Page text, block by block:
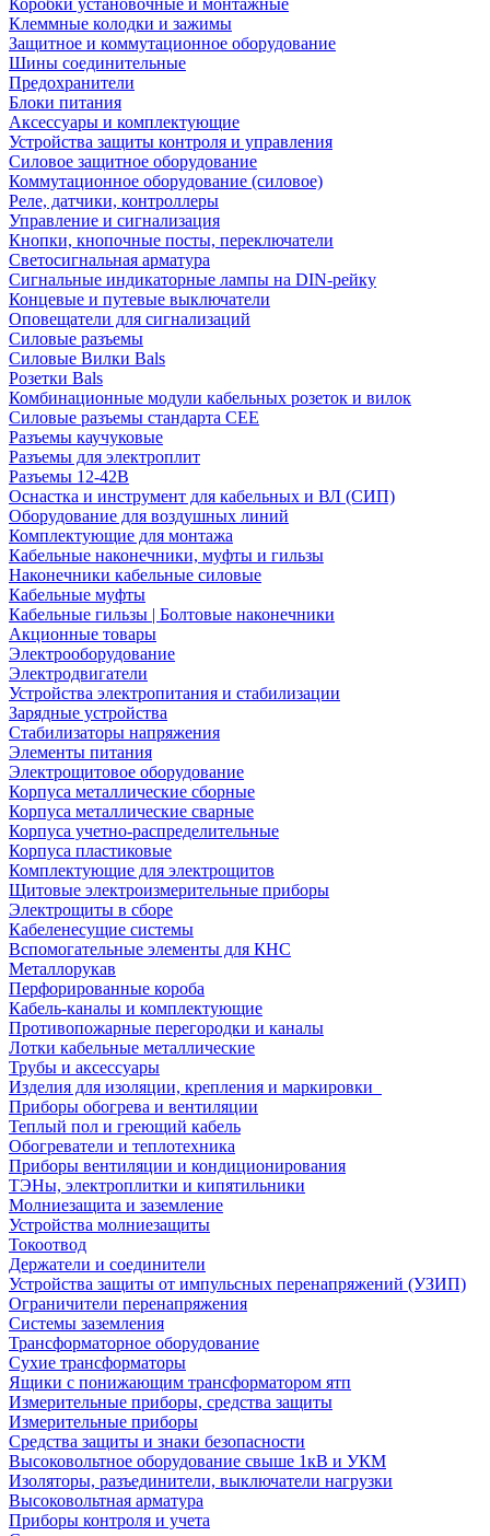
Коробки установочные и монтажные
Клеммные колодки и зажимы
Защитное и коммутационное оборудование
Шины соединительные
Предохранители
Блоки питания
Аксессуары и комплектующие
Устройства защиты контроля и управления
Силовое защитное оборудование
Коммутационное оборудование (силовое)
Реле, датчики, контроллеры
Управление и сигнализация
Кнопки, кнопочные посты, переключатели
Светосигнальная арматура
Сигнальные индикаторные лампы на DIN-рейку
Концевые и путевые выключатели
Оповещатели для сигнализаций
Силовые разъемы
Силовые Вилки Bals
Розетки Bals
Комбинационные модули кабельных розеток и вилок
Силовые разъемы стандарта CEE
Разъемы каучуковые
Разъемы для электроплит
Разъемы 12-42В
Оснастка и инструмент для кабельных и ВЛ (СИП)
Оборудование для воздушных линий
Комплектующие для монтажа
Кабельные наконечники, муфты и гильзы
Наконечники кабельные силовые
Кабельные муфты
Кабельные гильзы | Болтовые наконечники
Акционные товары
Электрооборудование
Электродвигатели
Устройства электропитания и стабилизации
Зарядные устройства
Стабилизаторы напряжения
Элементы питания
Электрощитовое оборудование
Корпуса металлические сборные
Корпуса металлические сварные
Корпуса учетно-распределительные
Корпуса пластиковые
Комплектующие для электрощитов
Щитовые электроизмерительные приборы
Электрощиты в сборе
Кабеленесущие системы
Вспомогательные элементы для КНС
Металлорукав
Перфорированные короба
Кабель-каналы и комплектующие
Противопожарные перегородки и каналы
Лотки кабельные металлические
Трубы и аксессуары
Изделия для изоляции, крепления и маркировки
Приборы обогрева и вентиляции
Теплый пол и греющий кабель
Обогреватели и теплотехника
Приборы вентиляции и кондиционирования
ТЭНы, электроплитки и кипятильники
Молниезащита и заземление
Устройства молниезащиты
Токоотвод
Держатели и соединители
Устройства защиты от импульсных перенапряжений (УЗИП)
Ограничители перенапряжения
Системы заземления
Трансформаторное оборудование
Сухие трансформаторы
Ящики с понижающим трансформатором ятп
Измерительные приборы, средства защиты
Измерительные приборы
Средства защиты и знаки безопасности
Высоковольтное оборудование свыше 1кВ и УКМ
Изоляторы, разъединители, выключатели нагрузки
Высоковольтная арматура
Приборы контроля и учета